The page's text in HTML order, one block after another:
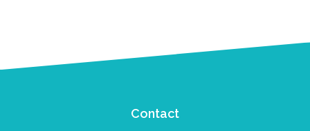
Contact